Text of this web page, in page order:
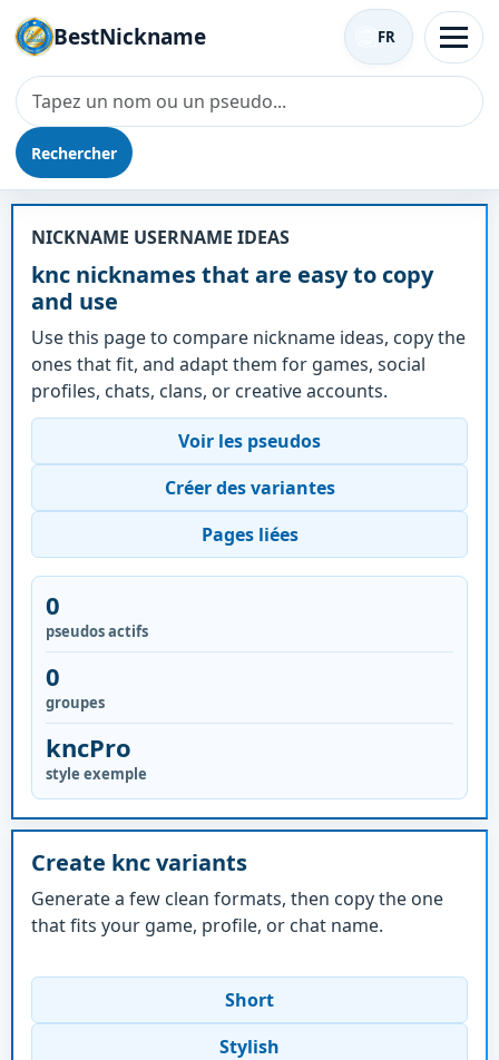
BestNickname
Rechercher
FR
Surnom - knc
NICKNAME USERNAME IDEAS
knc nicknames that are easy to copy
and use
Use this page to compare nickname ideas, copy the
ones that fit, and adapt them for games, social
profiles, chats, clans, or creative accounts.
Voir les pseudos
Créer des variantes
Pages liées
0
pseudos actifs
0
groupes
kncPro
style exemple
Create knc variants
Generate a few clean formats, then copy the one
that fits your game, profile, or chat name.
Short
Stylish